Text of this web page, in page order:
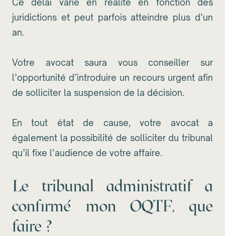
Ce délai varie en réalité en fonction des
juridictions et peut parfois atteindre plus d’un
an.
Votre avocat saura vous conseiller sur
l’opportunité d’introduire un recours urgent afin
de solliciter la suspension de la décision.
En tout état de cause, votre avocat a
également la possibilité de solliciter du tribunal
qu’il fixe l’audience de votre affaire.
Le tribunal administratif a
confirmé mon OQTF, que
faire ?